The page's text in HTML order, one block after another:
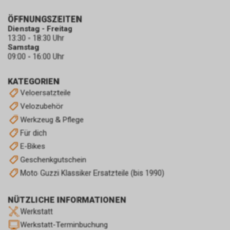
KATEGORIEN
Veloersatzteile
Velozubehör
Werkzeug & Pflege
Für dich
E-Bikes
Geschenkgutschein
Moto Guzzi Klassiker Ersatzteile (bis 1990)
NÜTZLICHE INFORMATIONEN
Werkstatt
Werkstatt-Terminbuchung
ÖFFNUNGSZEITEN
Dienstag - Freitag
13:30 - 18:30 Uhr
Samstag
09:00 - 16:00 Uhr